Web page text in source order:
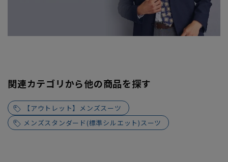
関連カテゴリから他の商品を探す
【アウトレット】メンズスーツ
メンズスタンダード(標準シルエット)スーツ